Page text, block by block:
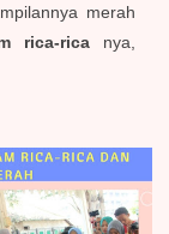
merah
rica-ricanya,